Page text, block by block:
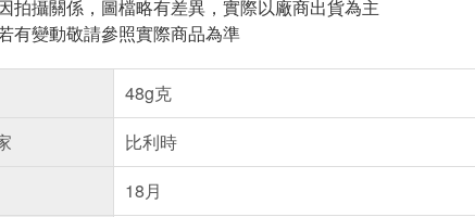
拍攝關係，圖檔略有差異，實際以廠商出貨為主
有變動敬請參照實際商品為準
48g克
比利時
18月